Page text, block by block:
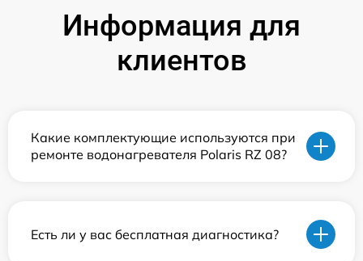
Информация для
клиентов
Какие комплектующие используются при
ремонте водонагревателя Polaris RZ 08?
Есть ли у вас бесплатная диагностика?